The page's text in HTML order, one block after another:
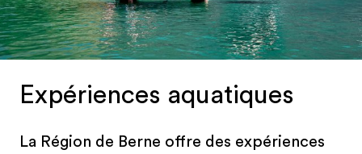
Expériences aquatiques
La Région de Berne offre des expériences